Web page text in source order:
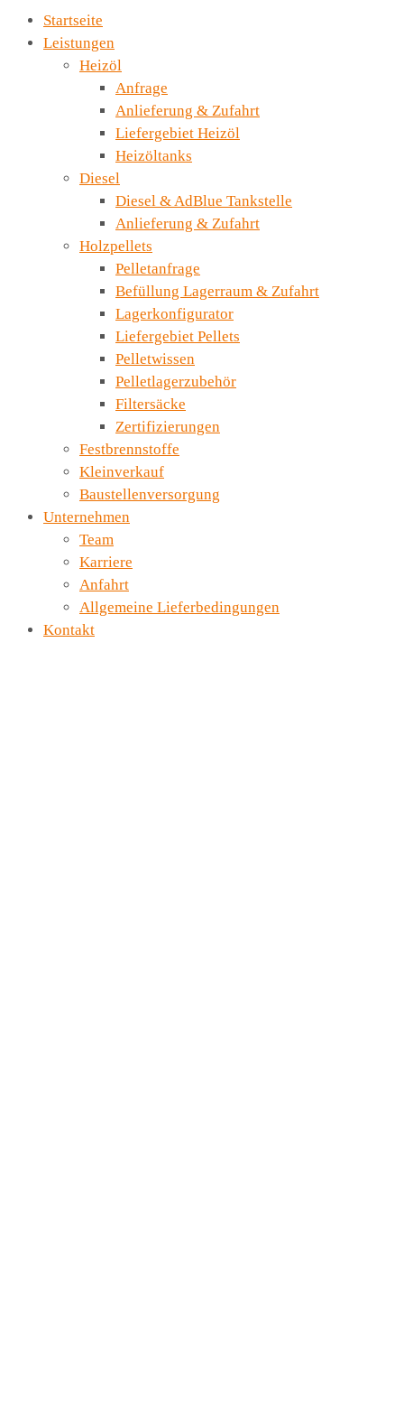
Startseite
Leistungen
Heizöl
Anfrage
Anlieferung & Zufahrt
Liefergebiet Heizöl
Heizöltanks
Diesel
Diesel & AdBlue Tankstelle
Anlieferung & Zufahrt
Holzpellets
Pelletanfrage
Befüllung Lagerraum & Zufahrt
Lagerkonfigurator
Liefergebiet Pellets
Pelletwissen
Pelletlagerzubehör
Filtersäcke
Zertifizierungen
Festbrennstoffe
Kleinverkauf
Baustellenversorgung
Unternehmen
Team
Karriere
Anfahrt
Allgemeine Lieferbedingungen
Kontakt